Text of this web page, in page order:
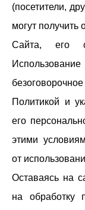
(посетители,
могут получить
Сайта, его
Политикой и
его
этими
от
Оставаясь на
на обработку